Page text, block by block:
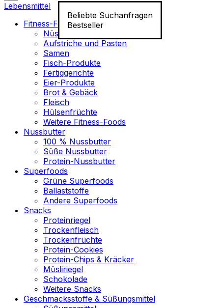
Beliebte Suchanfragen
Bestseller
Lebensmittel
Fitness-Food
Nüsse
Aufstriche und Pasten
Samen
Fisch-Produkte
Fertiggerichte
Eier-Produkte
Brot & Gebäck
Fleisch
Hülsenfrüchte
Weitere Fitness-Foods
Nussbutter
100 % Nussbutter
Süße Nussbutter
Protein-Nussbutter
Superfoods
Grüne Superfoods
Ballaststoffe
Andere Superfoods
Snacks
Proteinriegel
Trockenfleisch
Trockenfrüchte
Protein-Cookies
Protein-Chips & Kräcker
Müsliriegel
Schokolade
Weitere Snacks
Geschmacksstoffe & Süßungsmittel